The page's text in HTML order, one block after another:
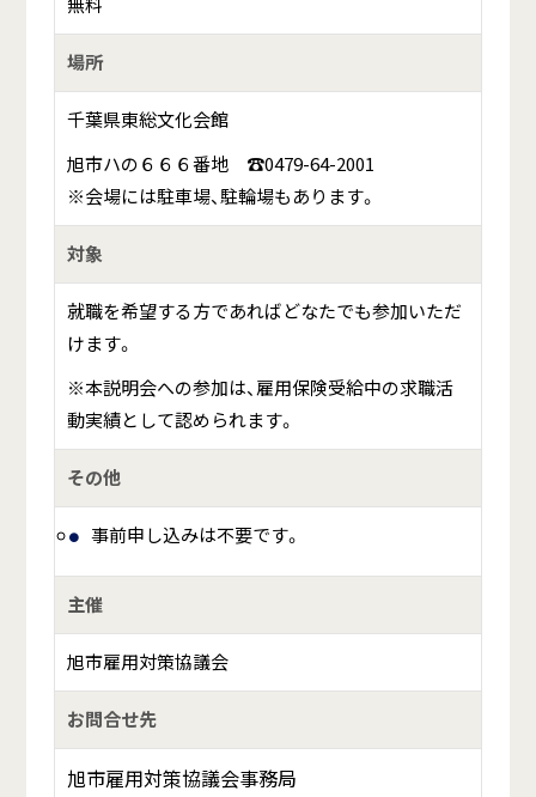
場所
千葉県東総文化会館
旭市ハの６６６番地 ☎0479-64-2001
※会場には駐車場、駐輪場もあります。
対象
就職を希望する方であればどなたでも参加いただ
けます。
※本説明会への参加は、雇用保険受給中の求職活
動実績として認められます。
その他
事前申し込みは不要です。
主催
旭市雇用対策協議会
お問合せ先
旭市雇用対策協議会事務局